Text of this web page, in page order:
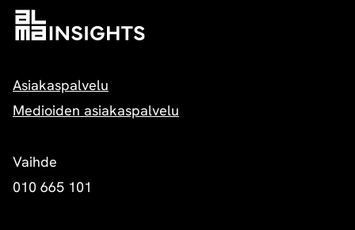
Asiakaspalvelu
Medioiden asiakaspalvelu
Vaihde
010 665 101